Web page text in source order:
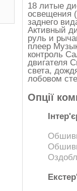
18 литые
освещения
заднего
Активный
руль и
плеер
контроль
двигателя
света,
лобовом
Опції